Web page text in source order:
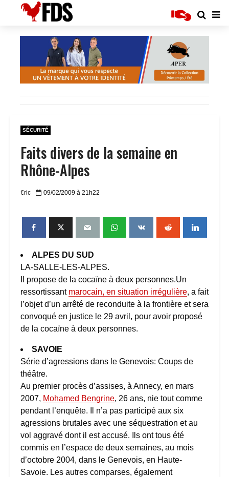
SÉCURITÉ
Faits divers de la semaine en
Rhône-Alpes
€ric 09/02/2009 à 21h22
ALPES DU SUD
LA-SALLE-LES-ALPES.
Il propose de la cocaïne à deux personnes.Un
ressortissant marocain, en situation irrégulière, a fait
l’objet d’un arrêté de reconduite à la frontière et sera
convoqué en justice le 29 avril, pour avoir proposé
de la cocaïne à deux personnes.
SAVOIE
Série d’agressions dans le Genevois: Coups de
théâtre.
Au premier procès d’assises, à Annecy, en mars
2007, Mohamed Bengrine, 26 ans, nie tout comme
pendant l’enquête. Il n’a pas participé aux six
agressions brutales avec une séquestration et au
vol aggravé dont il est accusé. Ils ont tous été
commis en l’espace de deux semaines, au mois
d’octobre 2004, dans le Genevois, en Haute-
Savoie. Les autres comparses, également